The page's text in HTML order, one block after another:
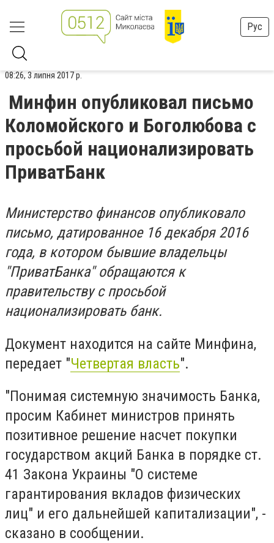
Рус
08:26, 3 липня 2017 р.
Минфин опубликовал письмо
Коломойского и Боголюбова с
просьбой национализировать
ПриватБанк
Министерство финансов опубликовало
письмо, датированное 16 декабря 2016
года, в котором бывшие владельцы
"ПриватБанка" обращаются к
правительству с просьбой
национализировать банк.
Документ находится на сайте Минфина,
передает "Четвертая власть".
"Понимая системную значимость Банка,
просим Кабинет министров принять
позитивное решение насчет покупки
государством акций Банка в порядке ст.
41 Закона Украины "О системе
гарантирования вкладов физических
лиц" и его дальнейшей капитализации", -
сказано в сообщении.